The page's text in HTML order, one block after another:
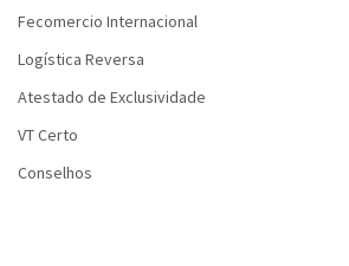
Fecomercio Internacional
Logística Reversa
Atestado de Exclusividade
VT Certo
Conselhos